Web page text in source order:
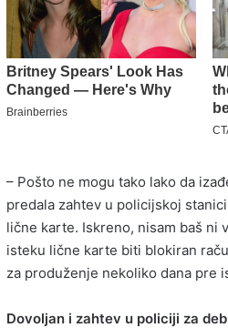
– Pošto ne mogu tako lako da
predala zahtev u policijskoj
lične karte. Iskreno, nisam baš ni
isteku lične karte biti blokiran
za produženje nekoliko dana pre
Dovoljan i zahtev u policiji za